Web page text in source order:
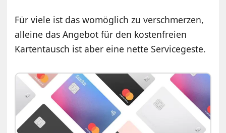
Für viele ist das womöglich zu verschmerzen,
alleine das Angebot für den kostenfreien
Kartentausch ist aber eine nette Servicegeste.